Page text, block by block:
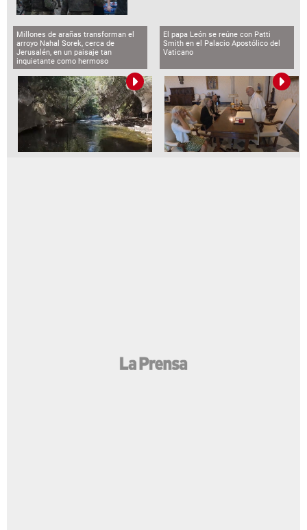
Millones de arañas transforman el
arroyo Nahal Sorek, cerca de
Jerusalén, en un paisaje tan
inquietante como hermoso
El papa León se reúne con Patti
Smith en el Palacio Apostólico del
Vaticano